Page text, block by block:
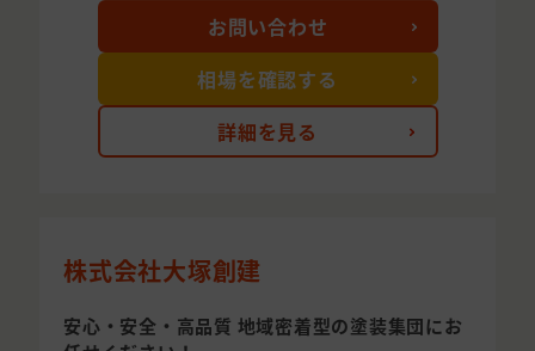
詳細を見る
お問い合わせ
相場を確認する
株式会社大塚創建
安心・安全・高品質 地域密着型の塗装集団にお